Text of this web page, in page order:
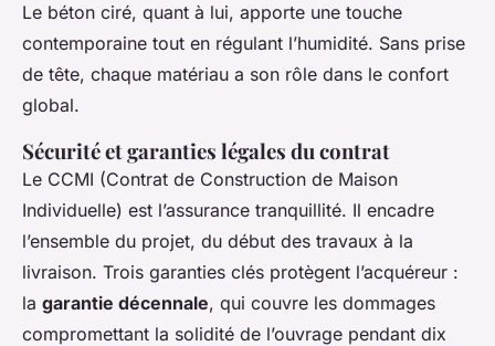
Le béton ciré, quant à lui, apporte une touche
contemporaine tout en régulant l’humidité. Sans prise
de tête, chaque matériau a son rôle dans le confort
global.
Sécurité et garanties légales du contrat
Le CCMI (Contrat de Construction de Maison
Individuelle) est l’assurance tranquillité. Il encadre
l’ensemble du projet, du début des travaux à la
livraison. Trois garanties clés protègent l’acquéreur :
la garantie décennale, qui couvre les dommages
compromettant la solidité de l’ouvrage pendant dix